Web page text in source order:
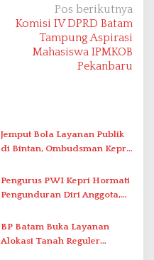
Pos berikutnya
Komisi IV DPRD Batam
Tampung Aspirasi
Mahasiswa IPMKOB
Pekanbaru
Jemput Bola Layanan Publik
di Bintan, Ombudsman Kepri
Solar Nelayan
Pengurus PWI Kepri Hormati
Pengunduran Diri Anggota,
Administrasi ke Pusat
BP Batam Buka Layanan
Alokasi Tanah Reguler